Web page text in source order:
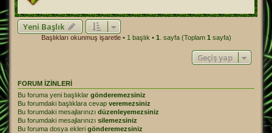
Yeni Başlık
Başlıkları okunmuş işaretle• 1 başlık • 1 . sayfa (Toplam 1 sayfa)
Geçiş yap
FORUM IZINLERI
Bu foruma yeni başlıklar gönderemezsiniz
Bu forumdaki başlıklara cevap veremezsiniz
Bu forumdaki mesajlarınızı düzenleyemezsiniz
Bu forumdaki mesajlarınızı silemezsiniz
Bu foruma dosya ekleri gönderemezsiniz